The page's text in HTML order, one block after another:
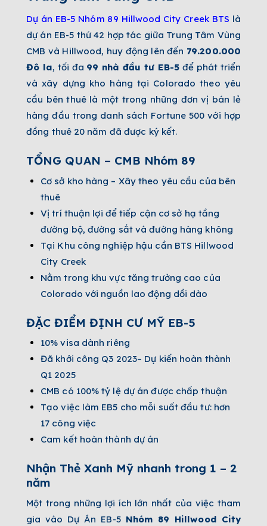
Dự án EB-5 Nhóm 89 Hillwood City Creek BTS là
dự án EB-5 thứ 42 hợp tác giữa Trung Tâm Vùng
CMB và Hillwood, huy động lên đến 79.200.000
Đô la, tối đa 99 nhà đầu tư EB-5 để phát triển
và xây dựng kho hàng tại Colorado theo yêu
cầu bên thuê là một trong những đơn vị bán lẻ
hàng đầu trong danh sách Fortune 500 với hợp
đồng thuê 20 năm đã được ký kết.
TỔNG QUAN – CMB Nhóm 89
Cơ sở kho hàng – Xây theo yêu cầu của bên
thuê
Vị trí thuận lợi để tiếp cận cơ sở hạ tầng
đường bộ, đường sắt và đường hàng không
Tại Khu công nghiệp hậu cần BTS Hillwood
City Creek
Nằm trong khu vực tăng trưởng cao của
Colorado với nguồn lao động dồi dào
ĐẶC ĐIỂM ĐỊNH CƯ MỸ EB-5
10% visa dành riêng
Đã khởi công Q3 2023– Dự kiến hoàn thành
Q1 2025
CMB có 100% tỷ lệ dự án được chấp thuận
Tạo việc làm EB5 cho mỗi suất đầu tư: hơn
17 công việc
Cam kết hoàn thành dự án
Nhận Thẻ Xanh Mỹ nhanh trong 1 – 2
năm
Một trong những lợi ích lớn nhất của việc tham
gia vào Dự Án EB-5 Nhóm 89 Hillwood City